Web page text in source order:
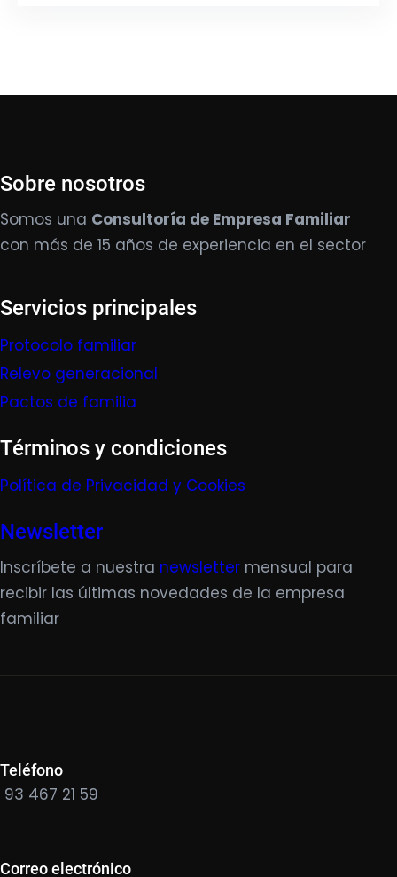
Sobre nosotros
Somos una Consultoría de Empresa Familiar
con más de 15 años de experiencia en el sector
Servicios principales
Protocolo familiar
Relevo generacional
Pactos de familia
Términos y condiciones
Política de Privacidad y Cookies
Newsletter
Inscríbete a nuestra newsletter mensual para
recibir las últimas novedades de la empresa
familiar
Teléfono
93 467 21 59
Correo electrónico